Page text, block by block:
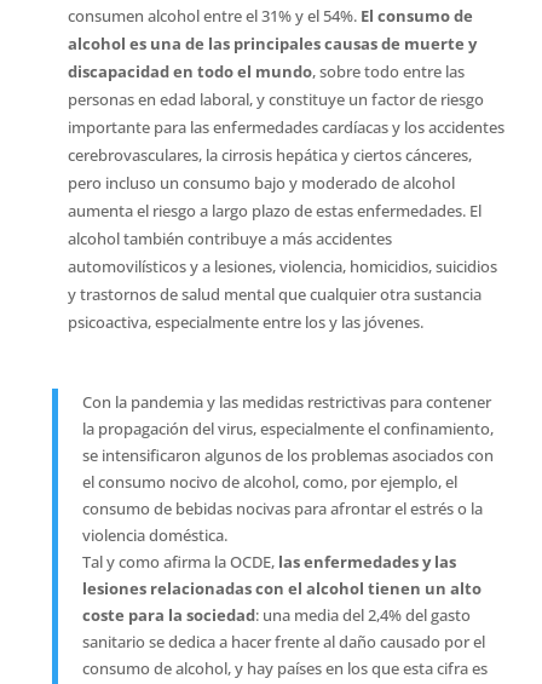
consumen alcohol entre el 31% y el 54%. El consumo de
alcohol es una de las principales causas de muerte y
discapacidad en todo el mundo, sobre todo entre las
personas en edad laboral, y constituye un factor de riesgo
importante para las enfermedades cardíacas y los accidentes
cerebrovasculares, la cirrosis hepática y ciertos cánceres,
pero incluso un consumo bajo y moderado de alcohol
aumenta el riesgo a largo plazo de estas enfermedades. El
alcohol también contribuye a más accidentes
automovilísticos y a lesiones, violencia, homicidios, suicidios
y trastornos de salud mental que cualquier otra sustancia
psicoactiva, especialmente entre los y las jóvenes.
Con la pandemia y las medidas restrictivas para contener
la propagación del virus, especialmente el confinamiento,
se intensificaron algunos de los problemas asociados con
el consumo nocivo de alcohol, como, por ejemplo, el
consumo de bebidas nocivas para afrontar el estrés o la
violencia doméstica.
Tal y como afirma la OCDE, las enfermedades y las
lesiones relacionadas con el alcohol tienen un alto
coste para la sociedad: una media del 2,4% del gasto
sanitario se dedica a hacer frente al daño causado por el
consumo de alcohol, y hay países en los que esta cifra es